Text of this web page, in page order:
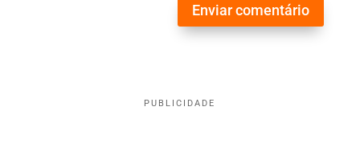
Enviar comentário
PUBLICIDADE